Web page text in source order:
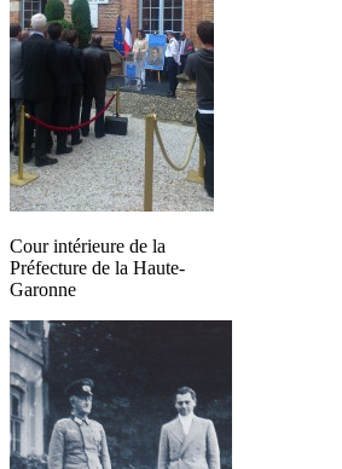
Cour intérieure de la
Préfecture de la Haute-
Garonne